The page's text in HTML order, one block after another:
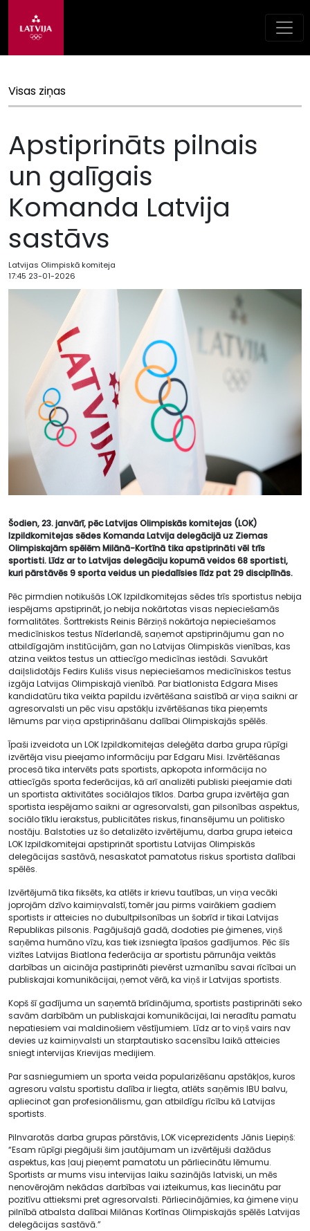
Visas ziņas
Apstiprināts pilnais
un galīgais
Komanda Latvija
sastāvs
Latvijas Olimpiskā komiteja
17:45 23-01-2026
Šodien, 23. janvārī, pēc Latvijas Olimpiskās komitejas (LOK)
Izpildkomitejas sēdes Komanda Latvija delegācijā uz Ziemas
Olimpiskajām spēlēm Milānā-Kortīnā tika apstiprināti vēl trīs
sportisti. Līdz ar to Latvijas delegāciju kopumā veidos 68 sportisti,
kuri pārstāvēs 9 sporta veidus un piedalīsies līdz pat 29 disciplīnās.
Pēc pirmdien notikušās LOK Izpildkomitejas sēdes trīs sportistus nebija
iespējams apstiprināt, jo nebija nokārtotas visas nepieciešamās
formalitātes. Šorttrekists Reinis Bērziņš nokārtoja nepieciešamos
medicīniskos testus Nīderlandē, saņemot apstiprinājumu gan no
atbildīgajām institūcijām, gan no Latvijas Olimpiskās vienības, kas
atzina veiktos testus un attiecīgo medicīnas iestādi. Savukārt
daiļslidotājs Fedirs Kulišs visus nepieciešamos medicīniskos testus
izgāja Latvijas Olimpiskajā vienībā. Par biatlonista Edgara Mises
kandidatūru tika veikta papildu izvērtēšana saistībā ar viņa saikni ar
agresorvalsti un pēc visu apstākļu izvērtēšanas tika pieņemts
lēmums par viņa apstiprināšanu dalībai Olimpiskajās spēlēs.
Īpaši izveidota un LOK Izpildkomitejas deleģēta darba grupa rūpīgi
izvērtēja visu pieejamo informāciju par Edgaru Misi. Izvērtēšanas
procesā tika intervēts pats sportists, apkopota informācija no
attiecīgās sporta federācijas, kā arī analizēti publiski pieejamie dati
un sportista aktivitātes sociālajos tīklos. Darba grupa izvērtēja gan
sportista iespējamo saikni ar agresorvalsti, gan pilsonības aspektus,
sociālo tīklu ierakstus, publicitātes riskus, finansējumu un politisko
nostāju. Balstoties uz šo detalizēto izvērtējumu, darba grupa ieteica
LOK Izpildkomitejai apstiprināt sportistu Latvijas Olimpiskās
delegācijas sastāvā, nesaskatot pamatotus riskus sportista dalībai
spēlēs.
Izvērtējumā tika fiksēts, ka atlēts ir krievu tautības, un viņa vecāki
joprojām dzīvo kaimiņvalstī, tomēr jau pirms vairākiem gadiem
sportists ir atteicies no dubultpilsonības un šobrīd ir tikai Latvijas
Republikas pilsonis. Pagājušajā gadā, dodoties pie ģimenes, viņš
saņēma humāno vīzu, kas tiek izsniegta īpašos gadījumos. Pēc šīs
vizītes Latvijas Biatlona federācija ar sportistu pārrunāja veiktās
darbības un aicināja pastiprināti pievērst uzmanību savai rīcībai un
publiskajai komunikācijai, ņemot vērā, ka viņš ir Latvijas sportists.
Kopš šī gadījuma un saņemtā brīdinājuma, sportists pastiprināti seko
savām darbībām un publiskajai komunikācijai, lai neradītu pamatu
nepatiesiem vai maldinošiem vēstījumiem. Līdz ar to viņš vairs nav
devies uz kaimiņvalsti un starptautisko sacensību laikā atteicies
sniegt intervijas Krievijas medijiem.
Par sasniegumiem un sporta veida popularizēšanu apstākļos, kuros
agresoru valstu sportistu dalība ir liegta, atlēts saņēmis IBU balvu,
apliecinot gan profesionālismu, gan atbildīgu rīcību kā Latvijas
sportists.
Pilnvarotās darba grupas pārstāvis, LOK viceprezidents Jānis Liepiņš:
“Esam rūpīgi piegājuši šim jautājumam un izvērtējuši dažādus
aspektus, kas ļauj pieņemt pamatotu un pārliecinātu lēmumu.
Sportists ar mums visu intervijas laiku sazinājās latviski, un mēs
nenovērojām nekādas darbības vai izteikumus, kas liecinātu par
pozitīvu attieksmi pret agresorvalsti. Pārliecinājāmies, ka ģimene viņu
pilnībā atbalsta dalībai Milānas Kortīnas Olimpiskajās spēlēs Latvijas
delegācijas sastāvā.”